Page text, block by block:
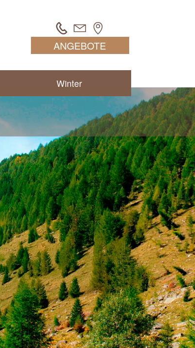
ANGEBOTE
Winter